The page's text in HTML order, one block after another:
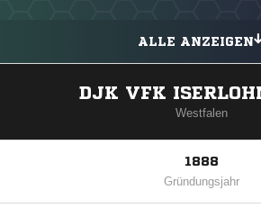
ALLE ANZEIGEN
DJK VFK
Westfalen
1888
Gründungsjahr